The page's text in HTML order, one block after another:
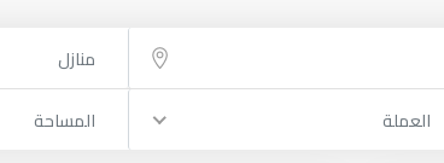
منازل
العملة المساحة